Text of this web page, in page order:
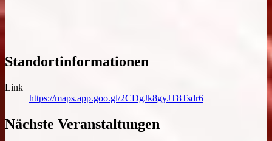
Standortinformationen
Link
https://maps.app.goo.gl/2CDgJk8gyJT8Tsdr6
Nächste Veranstaltungen